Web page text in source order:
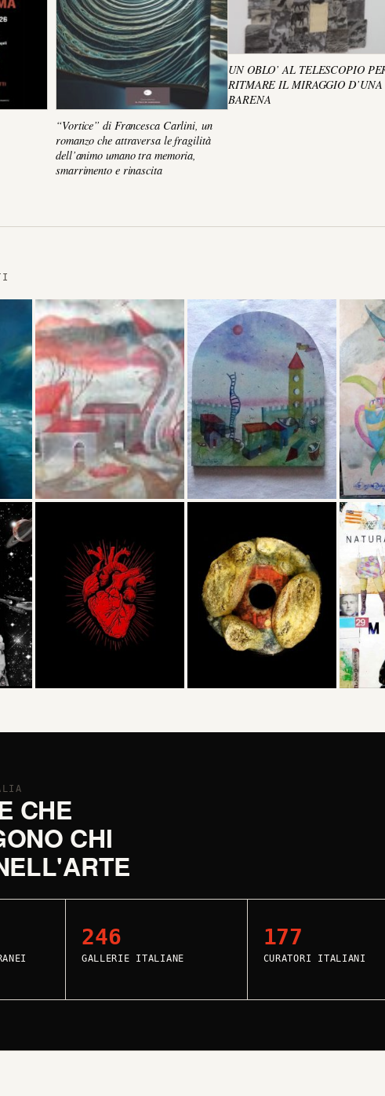
“Vortice” di Francesca Carlini, un
romanzo che attraversa le fragilità
dell’animo umano tra memoria,
smarrimento e rinascita
UN OBLO’ AL TELESCOPIO
RITMARE IL MIRAGGIO D’UNA
BARENA
CHE
CHI
246
GALLERIE ITALIANE
177
CURATORI ITALIANI